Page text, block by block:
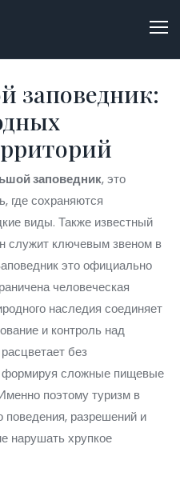
заповедник:
заповедник,это
где сохраняются
виды. Также известный
служит ключевым звеном в
это официально
человеческая
наследия соединяет
и контроль над
расцветает без
формируя сложные пищевые
поэтомутуризм в
поведения, разрешений и
нарушать хрупкое